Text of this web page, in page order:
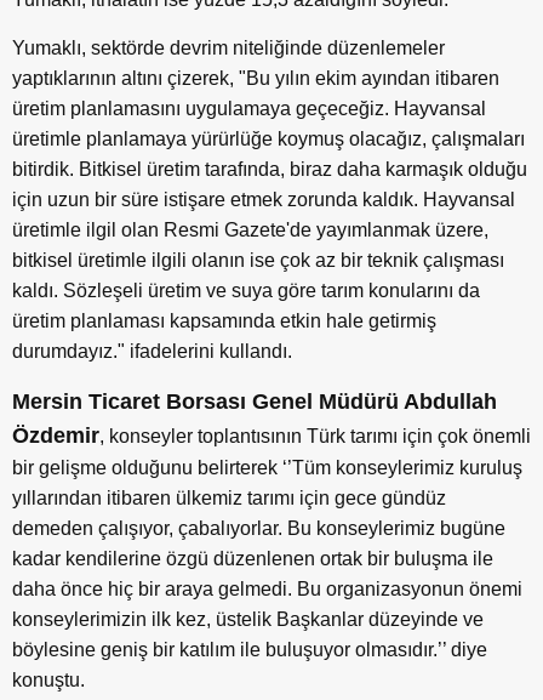
Yumaklı, sektörde devrim niteliğinde düzenlemeler
yaptıklarının altını çizerek, "Bu yılın ekim ayından itibaren
üretim planlamasını uygulamaya geçeceğiz. Hayvansal
üretimle planlamaya yürürlüğe koymuş olacağız, çalışmaları
bitirdik. Bitkisel üretim tarafında, biraz daha karmaşık olduğu
için uzun bir süre istişare etmek zorunda kaldık. Hayvansal
üretimle ilgil olan Resmi Gazete'de yayımlanmak üzere,
bitkisel üretimle ilgili olanın ise çok az bir teknik çalışması
kaldı. Sözleşeli üretim ve suya göre tarım konularını da
üretim planlaması kapsamında etkin hale getirmiş
durumdayız." ifadelerini kullandı.
Mersin Ticaret Borsası Genel Müdürü Abdullah
Özdemir, konseyler toplantısının Türk tarımı için çok önemli
bir gelişme olduğunu belirterek ‘’Tüm konseylerimiz kuruluş
yıllarından itibaren ülkemiz tarımı için gece gündüz
demeden çalışıyor, çabalıyorlar. Bu konseylerimiz bugüne
kadar kendilerine özgü düzenlenen ortak bir buluşma ile
daha önce hiç bir araya gelmedi. Bu organizasyonun önemi
konseylerimizin ilk kez, üstelik Başkanlar düzeyinde ve
böylesine geniş bir katılım ile buluşuyor olmasıdır.’’ diye
konuştu.